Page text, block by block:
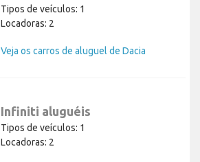
Tipos de veículos: 1
Locadoras: 2
Veja os carros de aluguel de Dacia
Infiniti aluguéis
Tipos de veículos: 1
Locadoras: 2